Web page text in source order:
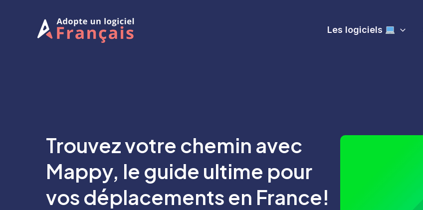
Les logiciels
Trouvez votre chemin avec
Mappy, le guide ultime pour
vos déplacements en France!